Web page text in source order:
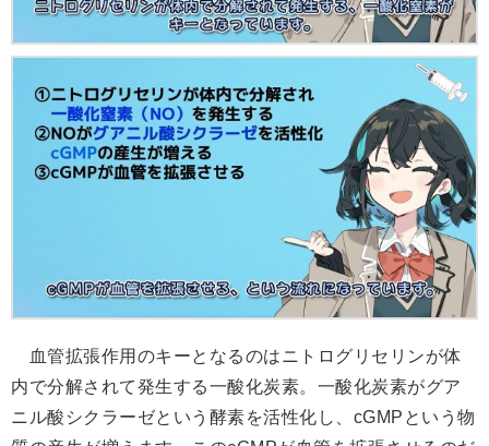
血管拡張作用のキーとなるのはニトログリセリンが体
内で分解されて発生する一酸化炭素。一酸化炭素がグア
ニル酸シクラーゼという酵素を活性化し、cGMPという物